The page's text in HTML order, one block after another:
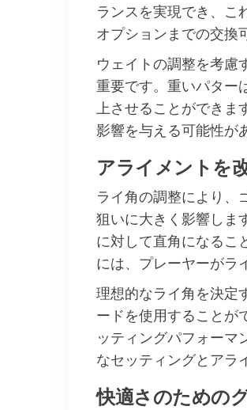
ランスを実現でき、こ
オプションまでの交換
ウェイトの調整を考慮
重要です。重いパター
上させることができ
影響を与える可能性が
アライメントを
ライ角の調整により、
狙いに大きく影響しま
に対して直角になるこ
には、プレーヤーがラ
理想的なライ角を決定
ードを使用することが
ッティングパフォーマ
なセッティングとアラ
快適さのための